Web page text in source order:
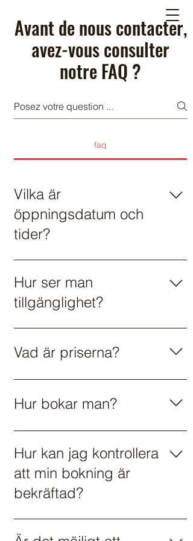
Avant de nous contacter,
avez-vous consulter
notre FAQ ?
faq
Vilka är
öppningsdatum och
tider?
Välj en park:
Hur ser man
tillgänglighet?
När du bokar online erbjuder vi dig
tillgängliga datum och tider, med
antalet tillgängliga platser för varje
Vad är priserna?
Se priser
Hur bokar man?
BOKA ONLINE
Hur kan jag kontrollera
att min bokning är
bekräftad?
Du kommer automatiskt att få en
bekräftelse via e-post. Du hittar även